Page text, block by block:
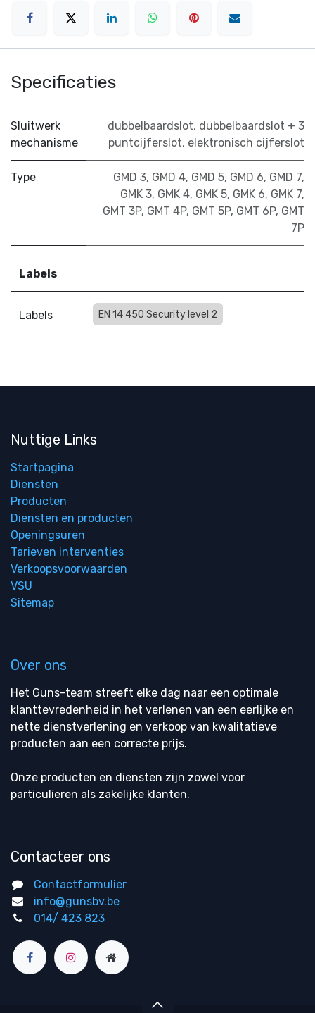
Specificaties
Sluitwerk
mechanisme
dubbelbaardslot, dubbelbaardslot + 3
puntcijferslot, elektronisch cijferslot
Type GMD 3, GMD 4, GMD 5, GMD 6, GMD 7,
GMK 3, GMK 4, GMK 5, GMK 6, GMK 7,
GMT 3P, GMT 4P, GMT 5P, GMT 6P, GMT
7P
Labels
Labels EN 14 450 Security level 2
Nuttige Links
Startpagina
Diensten
Producten
Diensten en producten
Openingsuren
Tarieven interventies
Verkoopsvoorwaarden
VSU
Sitemap
Over ons
Het Guns-team streeft elke dag naar een optimale
klanttevredenheid in het verlenen van een eerlijke en
nette dienstverlening en verkoop van kwalitatieve
producten aan een correcte prijs.
Onze producten en diensten zijn zowel voor
particulieren als zakelijke klanten.
Contacteer ons
Contactformulier
info@gunsbv.be
014/ 423 823